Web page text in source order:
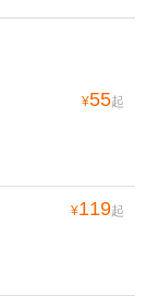
¥55起
¥119起